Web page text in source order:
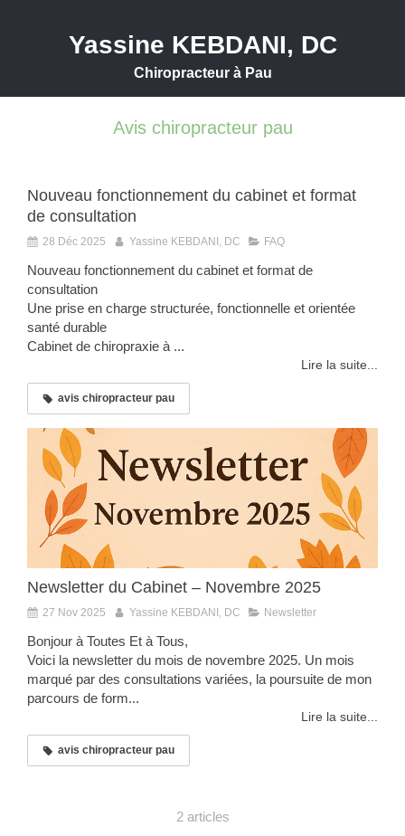
Yassine KEBDANI, DC
Chiropracteur à Pau
Avis chiropracteur pau
Nouveau fonctionnement du cabinet et format
de consultation
28 Déc 2025 Yassine KEBDANI, DC FAQ
Nouveau fonctionnement du cabinet et format de
consultation
Une prise en charge structurée, fonctionnelle et orientée
santé durable
Cabinet de chiropraxie à ...
Lire la suite...
avis chiropracteur pau
Newsletter du Cabinet – Novembre 2025
27 Nov 2025 Yassine KEBDANI, DC Newsletter
Bonjour à Toutes Et à Tous,
Voici la newsletter du mois de novembre 2025. Un mois
marqué par des consultations variées, la poursuite de mon
parcours de form...
Lire la suite...
avis chiropracteur pau
2 articles